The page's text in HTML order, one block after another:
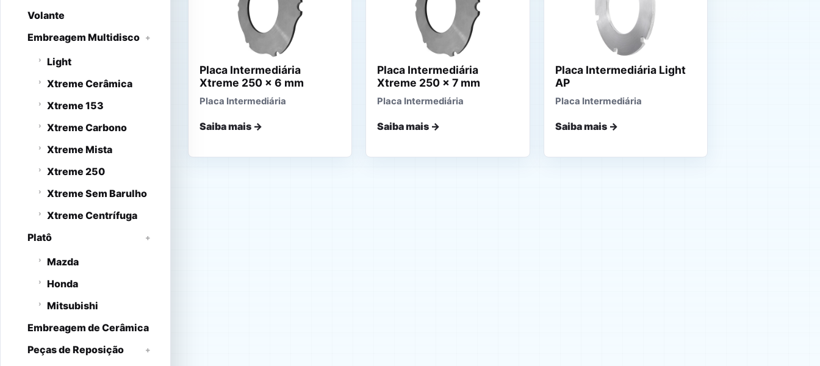
Volante
Embreagem Multidisco
Light
Xtreme Cerâmica
Xtreme 153
Xtreme Carbono
Xtreme Mista
Xtreme 250
Xtreme Sem Barulho
Xtreme Centrífuga
Platô
Mazda
Honda
Mitsubishi
Embreagem de Cerâmica
Peças de Reposição
Placa Intermediária
Xtreme 250 x 6 mm
Placa Intermediária
Saiba mais →
Placa Intermediária
Xtreme 250 x 7 mm
Placa Intermediária
Saiba mais →
Placa Intermediária Light
AP
Placa Intermediária
Saiba mais →